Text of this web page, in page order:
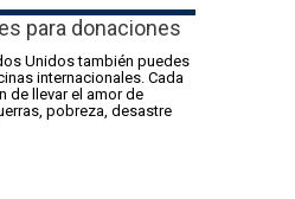
para donaciones
Unidos también puedes
internacionales. Cada
de llevar el amor de
pobreza, desastre